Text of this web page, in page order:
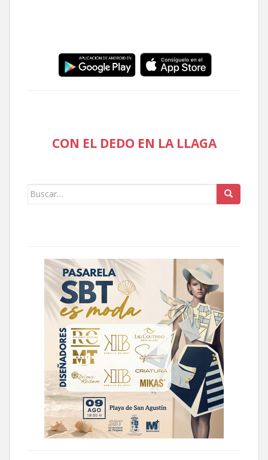
CON EL DEDO EN LA LLAGA
Buscar: